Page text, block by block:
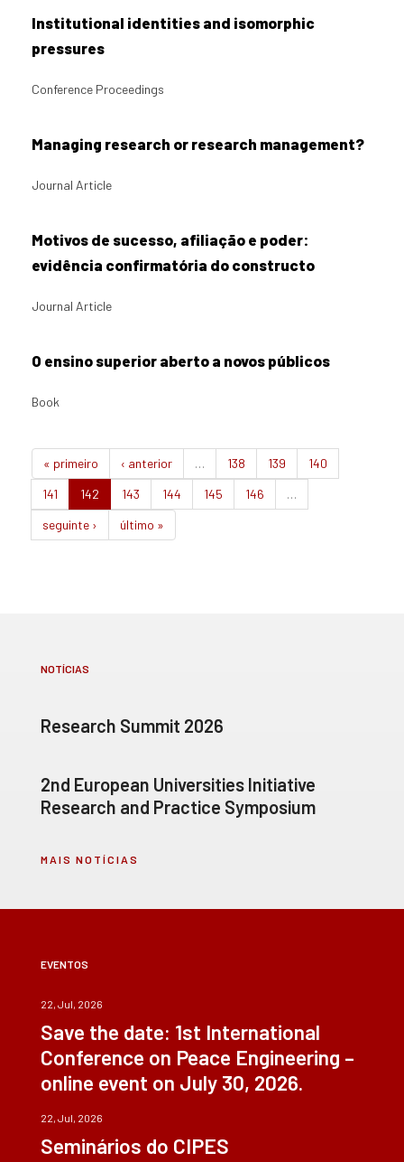
Institutional identities and isomorphic
pressures
Conference Proceedings
Managing research or research management?
Journal Article
Motivos de sucesso, afiliação e poder:
evidência confirmatória do constructo
Journal Article
O ensino superior aberto a novos públicos
Book
« primeiro ‹ anterior … 138 139
140
141
142 143 144 145 146
…
seguinte ›
último »
NOTÍCIAS
Research Summit 2026
2nd European Universities Initiative
Research and Practice Symposium
MAIS NOTÍCIAS
EVENTOS
22, Jul, 2026
Save the date: 1st International
Conference on Peace Engineering –
online event on July 30, 2026.
22, Jul, 2026
Seminários do CIPES